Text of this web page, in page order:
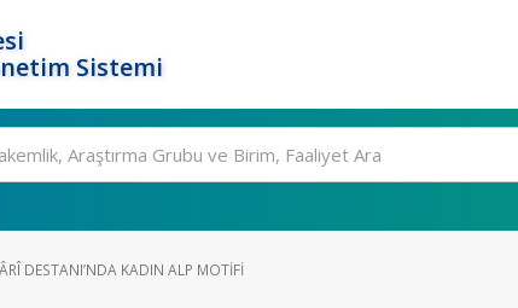
Sistemi
DESTANI’NDA KADIN ALP MOTİFİ